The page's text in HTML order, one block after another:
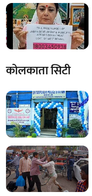
कोलकाता सिटी